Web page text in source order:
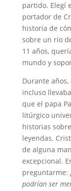
partido. Elegí
portador de
historia de
sobre un río
11 años,
mundo y
Durante
incluso
que el papa
litúrgico
historias
leyendas.
de alguna
excepcional.
preguntarme:
podrían ser